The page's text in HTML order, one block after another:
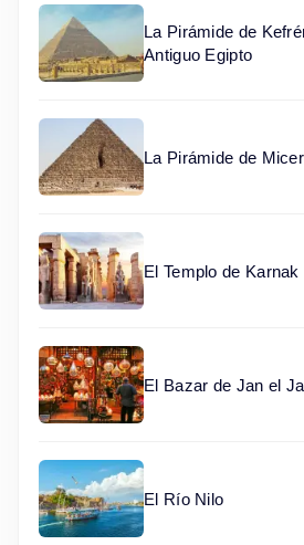
La Pirámide de
Antiguo Egipto
La Pirámide de
El Templo de Karnak
El Bazar de Jan el
El Río Nilo